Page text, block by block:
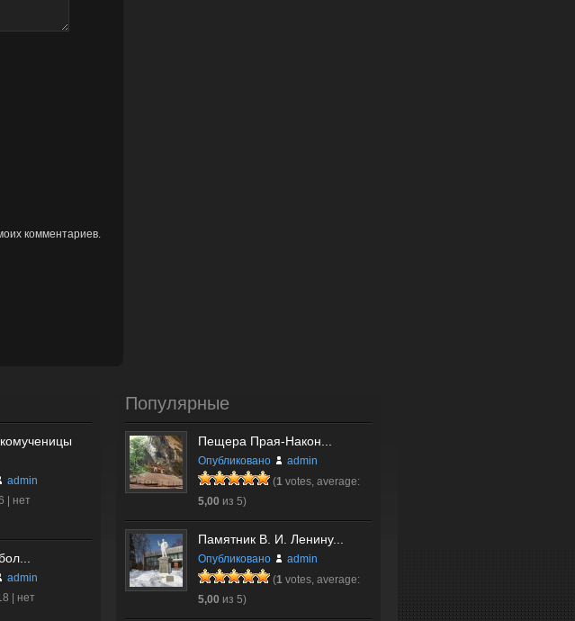
комментариев.
admin
| нет
admin
| нет
Популярные
Пещера Прая-Након...
Опубликовано
admin
(1 votes, average:
5,00 из 5)
Памятник В. И. Ленину...
Опубликовано
admin
(1 votes, average:
5,00 из 5)